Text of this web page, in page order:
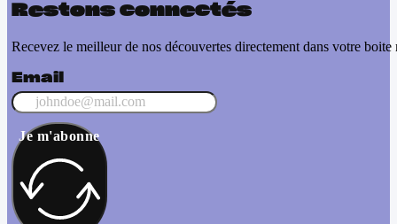
Restons connectés
Recevez le meilleur de nos découvertes directement dans votre boite
Email
Je m'abonne